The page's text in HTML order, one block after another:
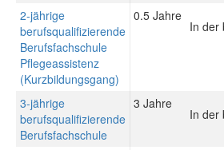
2-jährige
berufsqualifizierende
Berufsfachschule
Pflegeassistenz
(Kurzbildungsgang)
0.5 Jahre
In der
3-jährige
berufsqualifizierende
Berufsfachschule
3 Jahre
In der